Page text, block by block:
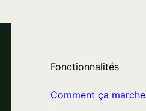
Fonctionnalités
Comment ça marche